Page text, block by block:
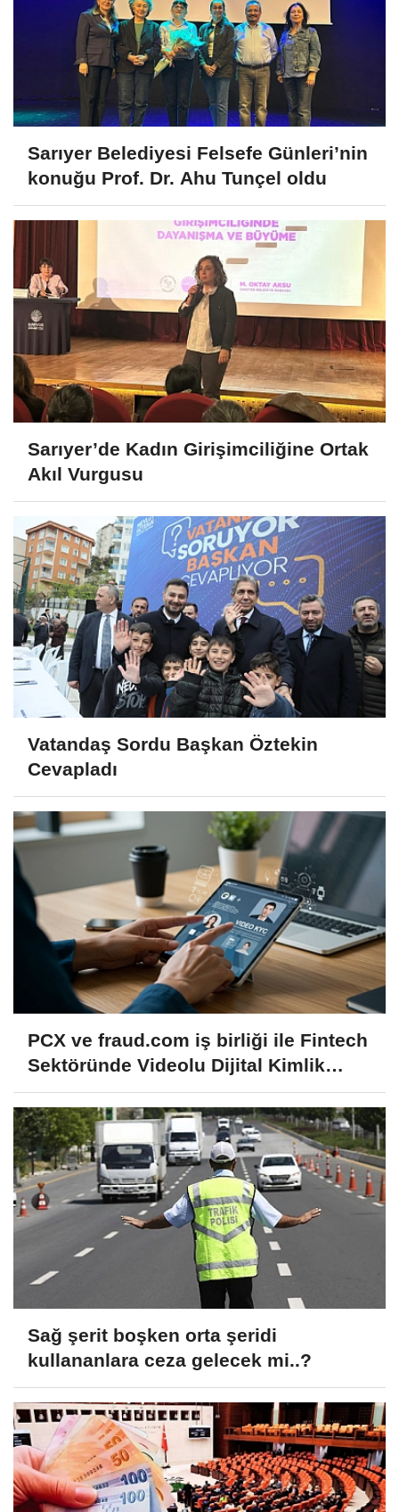
Sarıyer Belediyesi Felsefe Günleri’nin
konuğu Prof. Dr. Ahu Tunçel oldu
Sarıyer’de Kadın Girişimciliğine Ortak
Akıl Vurgusu
Vatandaş Sordu Başkan Öztekin
Cevapladı
PCX ve fraud.com iş birliği ile Fintech
Sektöründe Videolu Dijital Kimlik
Doğrulama Dönemi
Sağ şerit boşken orta şeridi
kullananlara ceza gelecek mi..?